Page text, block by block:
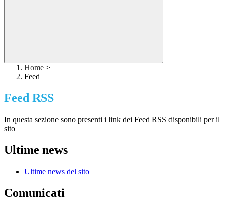
Home >
Feed
Feed RSS
In questa sezione sono presenti i link dei Feed RSS disponibili per il
sito
Ultime news
Ultime news del sito
Comunicati